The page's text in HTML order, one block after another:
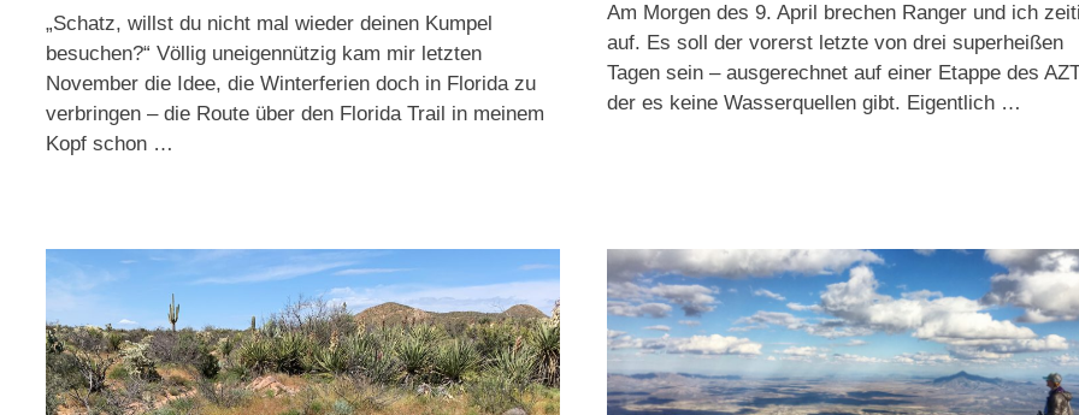
„Schatz, willst du nicht mal wieder deinen Kumpel
besuchen?“ Völlig uneigennützig kam mir letzten
November die Idee, die Winterferien doch in Florida zu
verbringen – die Route über den Florida Trail in meinem
Kopf schon …
Am Morgen des 9. April brechen Ranger und ich
auf. Es soll der vorerst letzte von drei superheißen
Tagen sein – ausgerechnet auf einer Etappe des
der es keine Wasserquellen gibt. Eigentlich …